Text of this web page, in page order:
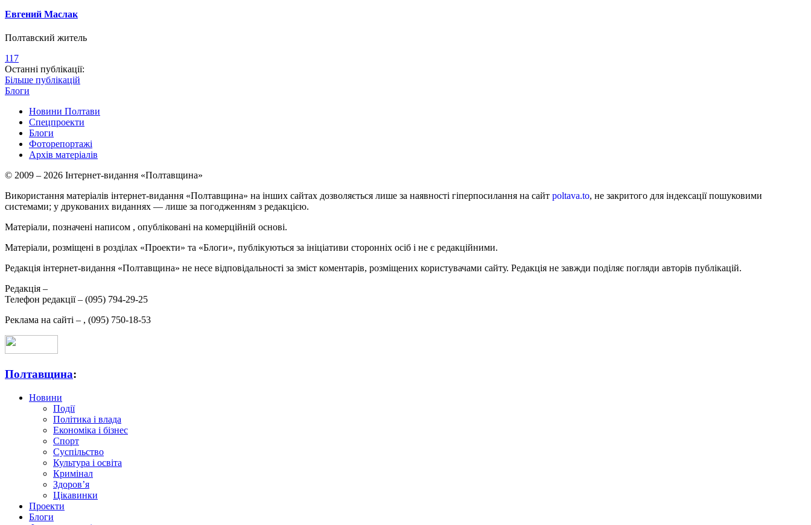
Евгений Маслак
Полтавский житель
117
Останні публікації:
Більше публікацій
Блоги
Новини Полтави
Спецпроекти
Блоги
Фоторепортажі
Архів матеріалів
© 2009 – 2026 Інтернет-видання «Полтавщина»
Використання матеріалів інтернет-видання «Полтавщина» на інших сайтах дозволяється лише за наявності гіперпосилання на сайт poltava.to, не закритого для індексації пошуковими
системами; у друкованих виданнях — лише за погодженням з редакцією.
Матеріали, позначені написом , опубліковані на комерційній основі.
Матеріали, розміщені в розділах «Проекти» та «Блоги», публікуються за ініціативи сторонніх осіб і не є редакційними.
Редакція інтернет-видання «Полтавщина» не несе відповідальності за зміст коментарів, розміщених користувачами сайту. Редакція не завжди поділяє погляди авторів публікацій.
Редакція –
Телефон редакції – (095) 794-29-25
Реклама на сайті – , (095) 750-18-53
Полтавщина:
Новини
Події
Політика і влада
Економіка і бізнес
Спорт
Суспільство
Культура і освіта
Кримінал
Здоров’я
Цікавинки
Проекти
Блоги